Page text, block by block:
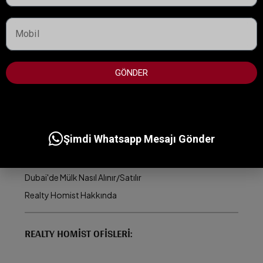
BAE Altın Vize Programı
Dubai'de Mülk Nasıl Alınır/Satılır
Realty Homist Hakkında
REALTY HOMIST OFISLERI:
GÖNDER
Şimdi Whatsapp Mesajı Gönder